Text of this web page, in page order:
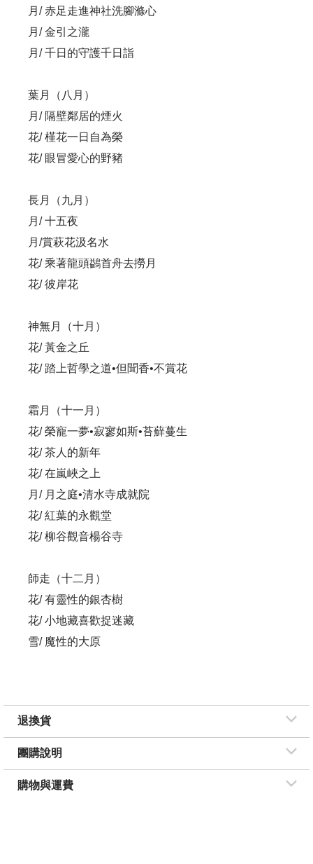
月/ 赤足走進神社洗腳滌心
月/ 金引之瀧
月/ 千日的守護千日詣
葉月（八月）
月/ 隔壁鄰居的煙火
花/ 槿花一日自為榮
花/ 眼冒愛心的野豬
長月（九月）
月/ 十五夜
月/賞萩花汲名水
花/ 乘著龍頭鷁首舟去撈月
花/ 彼岸花
神無月（十月）
花/ 黃金之丘
花/ 踏上哲學之道•但聞香•不賞花
霜月（十一月）
花/ 榮寵一夢•寂寥如斯•苔蘚蔓生
花/ 茶人的新年
花/ 在嵐峽之上
月/ 月之庭•清水寺成就院
花/ 紅葉的永觀堂
花/ 柳谷觀音楊谷寺
師走（十二月）
花/ 有靈性的銀杏樹
花/ 小地藏喜歡捉迷藏
雪/ 魔性的大原
退換貨
團購說明
購物與運費